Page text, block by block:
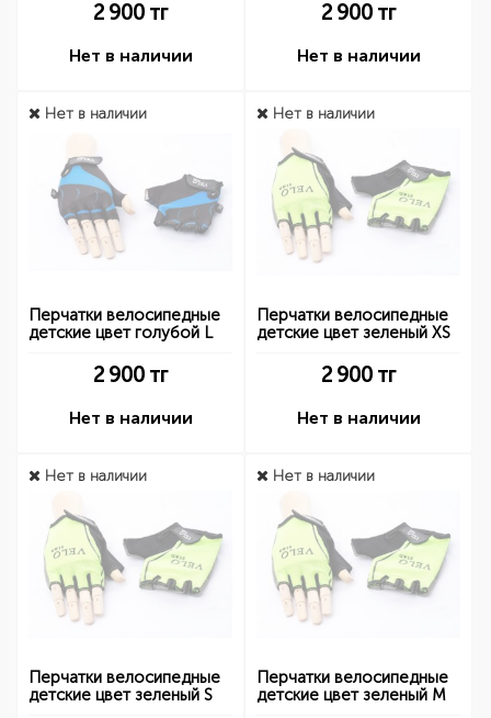
2 900 тг
Нет в наличии
2 900 тг
Нет в наличии
Нет в наличии
Перчатки велосипедные
детские цвет голубой L
2 900 тг
Нет в наличии
Нет в наличии
Перчатки велосипедные
детские цвет зеленый XS
2 900 тг
Нет в наличии
Нет в наличии
Перчатки велосипедные
детские цвет зеленый S
Нет в наличии
Перчатки велосипедные
детские цвет зеленый M